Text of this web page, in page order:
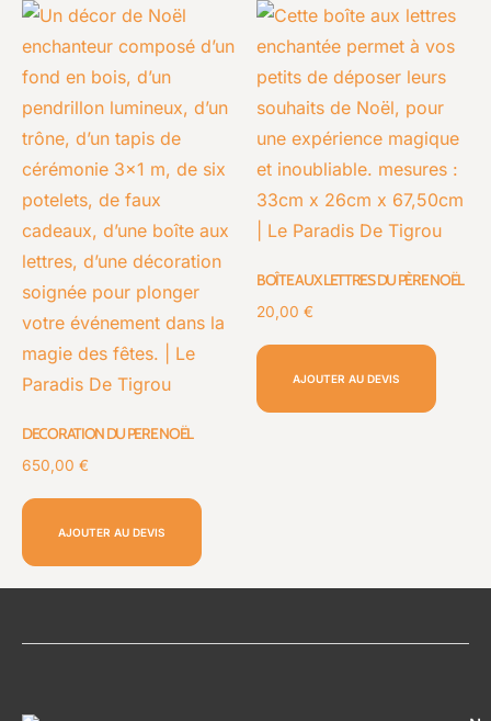
DECORATION DU PERE NOËL
650,00 €
AJOUTER AU DEVIS
BOÎTE AUX LETTRES DU PÈRE NOËL
20,00 €
AJOUTER AU DEVIS